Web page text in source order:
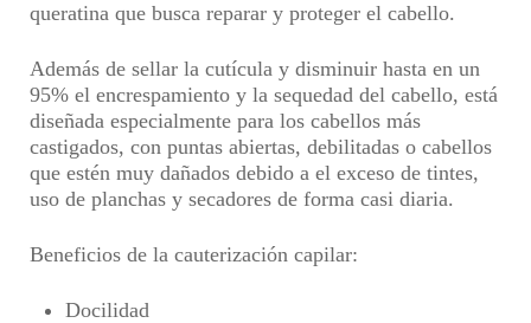
queratina que busca reparar y proteger el cabello.
Además de sellar la cutícula y disminuir hasta en un
95% el encrespamiento y la sequedad del cabello, está
diseñada especialmente para los cabellos más
castigados, con puntas abiertas, debilitadas o cabellos
que estén muy dañados debido a el exceso de tintes,
uso de planchas y secadores de forma casi diaria.
Beneficios de la cauterización capilar:
Docilidad